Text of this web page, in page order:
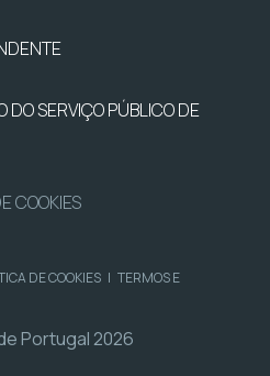
DO SERVIÇO PÚBLICO DE
COOKIES
DE COOKIES | TERMOS E
Portugal 2026